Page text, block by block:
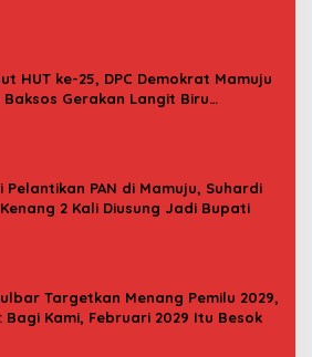
HUT ke-25, DPC Demokrat Mamuju
Baksos Gerakan Langit Biru
Pelantikan PAN di Mamuju, Suhardi
2 Kali Diusung Jadi Bupati
Targetkan Menang Pemilu 2029,
Bagi Kami, Februari 2029 Itu Besok